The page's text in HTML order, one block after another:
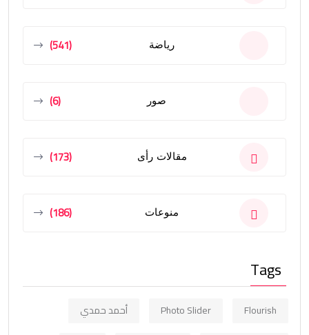
رياضة (541)
صور (6)
مقالات رأى (173)
منوعات (186)
Tags
Flourish
Photo Slider
أحمد حمدي